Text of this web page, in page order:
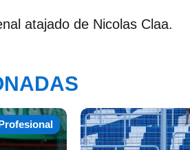
atajado de Nicolas Claa.